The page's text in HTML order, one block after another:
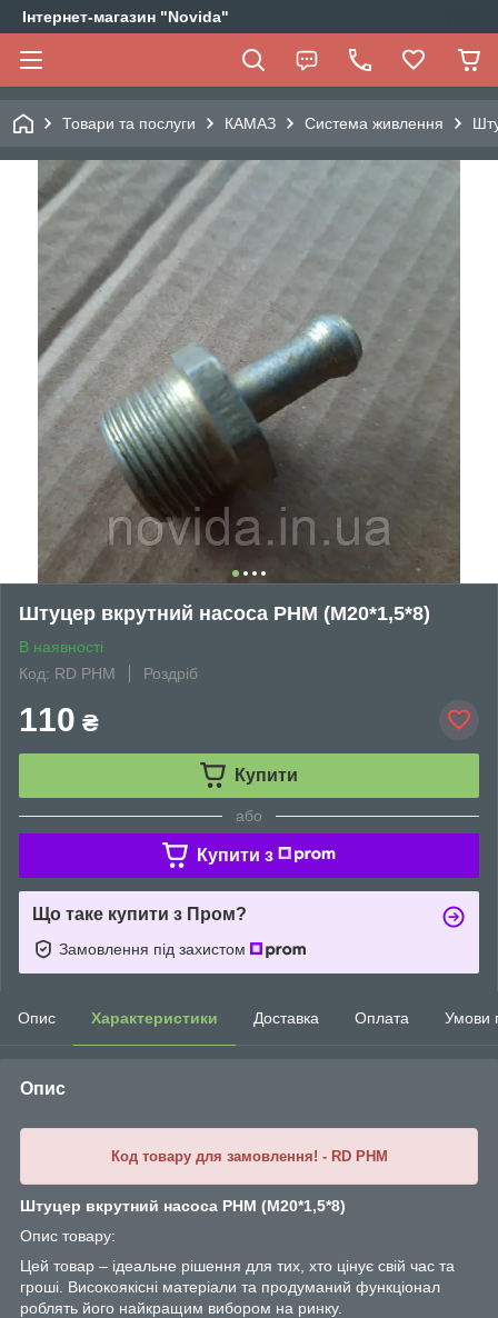
Інтернет-магазин "Novida"
Товари та послуги КАМАЗ Система живлення
Штуцер вкрутний насоса РНМ (М20*1,5*8)
В наявності
Код: RD PНМ
Роздріб
110 ₴
Купити
або
Купити з
Що таке купити з Пром?
Замовлення під захистом
Опис Характеристики Доставка Оплата Умови
Опис
Код товару для замовлення! - RD PНМ
Штуцер вкрутний насоса РНМ (М20*1,5*8)
Опис товару:
Цей товар – ідеальне рішення для тих, хто цінує свій час та
гроші. Високоякісні матеріали та продуманий функціонал
роблять його найкращим вибором на ринку.